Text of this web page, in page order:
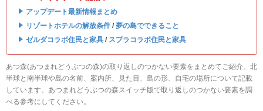
・ アップデート最新情報まとめ
・ リゾートホテルの解放条件 / 夢の島でできること
・ ゼルダコラボ住民と家具 / スプラコラボ住民と家具
あつ森(あつまれどうぶつの森)の取り返しのつかない要素をまとめてご紹介。北
半球と南半球や島の名前、案内所、見た目、島の形、自宅の場所について記載
しています。あつまれどうぶつの森スイッチ版で取り返しのつかない要素を調
べる参考にしてください。